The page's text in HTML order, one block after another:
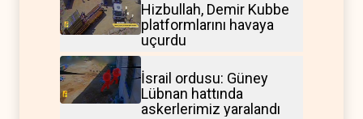
Hizbullah, Demir Kubbe
platformlarını havaya
uçurdu
İsrail ordusu: Güney
Lübnan hattında
askerlerimiz yaralandı